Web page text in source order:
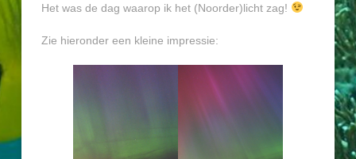
Het was de dag waarop ik het (Noorder)licht zag!
Zie hieronder een kleine impressie: